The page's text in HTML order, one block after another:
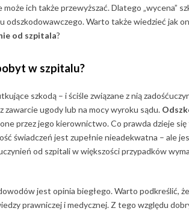
ich także przewyższać. Dlatego „wycena”
odszkodowawczego. Warto także wiedzieć jak
od szpitala?
w szpitalu?
szkodą – i ściśle związane z nią
zawarcie ugody lub na mocy wyroku sądu.
przez jego kierownictwo. Co prawda dzieje się
świadczeń jest zupełnie nieadekwatna – ale
od szpitali w większości przypadków
jest opinia biegłego. Warto podkreślić,
prawniczej i medycznej. Z tego względu